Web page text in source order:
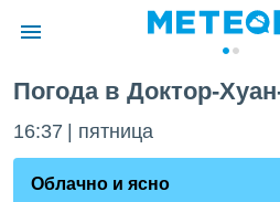
о
Погода в Доктор-
16:37 пятница
Облачно и ясно